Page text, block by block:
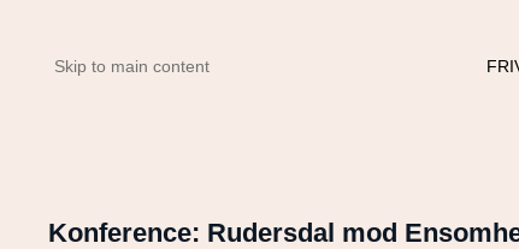
Skip to main content
Konference: Rudersdal mod